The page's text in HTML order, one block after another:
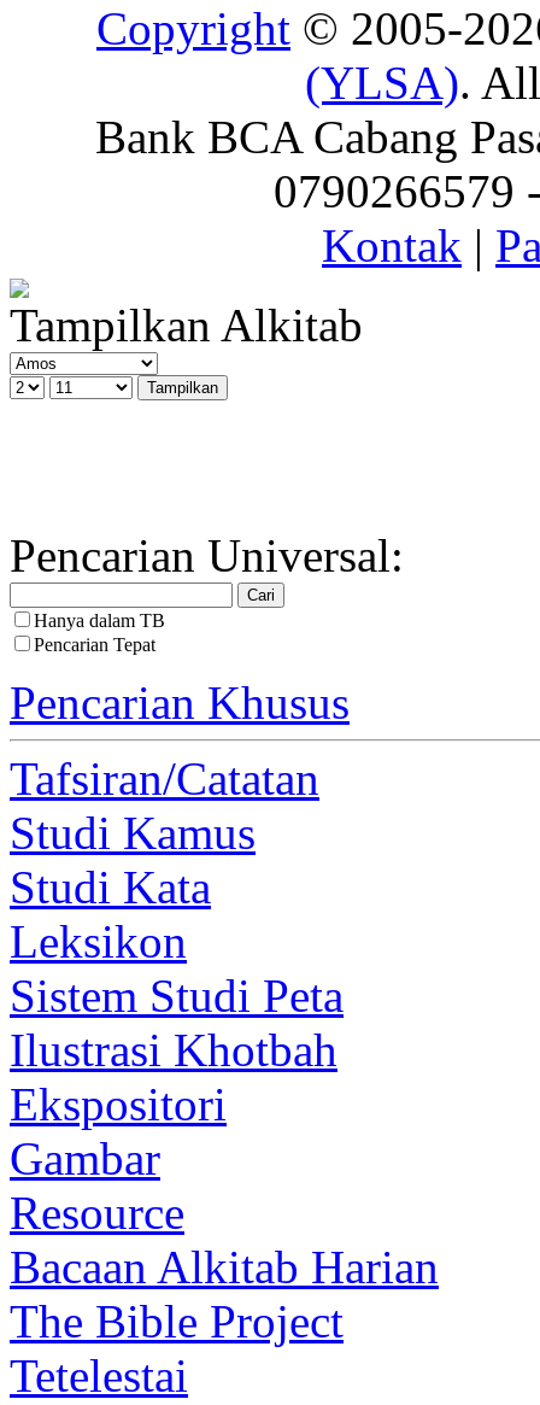
Copyright © 2005-
(YLSA).
Bank BCA Cabang
0790266579
Kontak |
Tampilkan Alkitab
Pencarian Universal:
Hanya dalam TB
Pencarian Tepat
Pencarian Khusus
Tafsiran/Catatan
Studi Kamus
Studi Kata
Leksikon
Sistem Studi Peta
Ilustrasi Khotbah
Ekspositori
Gambar
Resource
Bacaan Alkitab Harian
The Bible Project
Tetelestai